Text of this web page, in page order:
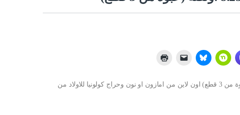
شراء كولونيا للاولاد من سبلاش، 8.25 اونصة (عبوة من 3 قطع) اون لاين من امازون او نون وحراج كولونيا للاولاد من